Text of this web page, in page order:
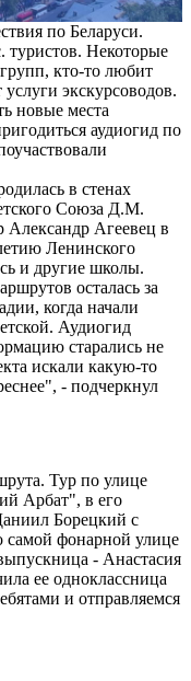
по Беларуси.
туристов. Некоторые
кто-то любит
экскурсоводов.
новые места
аудиогид по
в стенах
Союза Д.М.
Александр Агеевец в
Ленинского
и другие школы.
осталась за
когда начали
Аудиогид
старались не
искали какую-то
- подчеркнул
Тур по улице
Арбат", в его
Борецкий с
фонарной улице
- Анастасия
ее одноклассница
и отправляемся